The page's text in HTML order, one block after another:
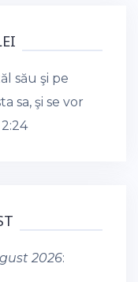
său şi pe
sa, şi se vor
2026: